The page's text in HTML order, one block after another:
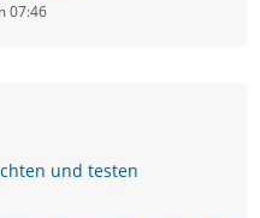
07:46
und testen